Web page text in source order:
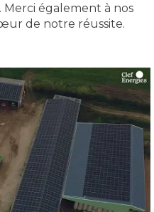
Merci également à nos
de notre réussite.